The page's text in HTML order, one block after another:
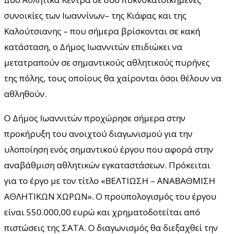
συνοικίες των Ιωαννίνων– της Κιάφας και της
Καλούτσιανης – που σήμερα βρίσκονται σε κακή
κατάσταση, ο Δήμος Ιωαννιτών επιδιώκει να
μετατραπούν σε σημαντικούς αθλητικούς πυρήνες
της πόλης, τους οποίους θα χαίρονται όσοι θέλουν να
αθληθούν.
Ο Δήμος Ιωαννιτών προχώρησε σήμερα στην
προκήρυξη του ανοιχτού διαγωνισμού για την
υλοποίηση ενός σημαντικού έργου που αφορά στην
αναβάθμιση αθλητικών εγκαταστάσεων. Πρόκειται
για το έργο με τον τίτλο «ΒΕΛΤΙΩΣΗ – ΑΝΑΒΑΘΜΙΣΗ
ΑΘΛΗΤΙΚΩΝ ΧΩΡΩΝ». Ο προϋπολογισμός του έργου
είναι 550.000,00 ευρώ και χρηματοδοτείται από
πιστώσεις της ΣΑΤΑ. Ο διαγωνισμός θα διεξαχθεί την